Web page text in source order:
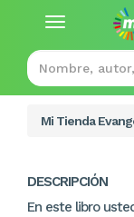
Toggle
Mi Tienda
DESCRIPCIÓN
En este libro